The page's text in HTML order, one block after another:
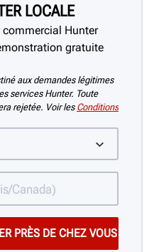
LOCALE
Hunter
gratuite
aux demandes légitimes
services Hunter. Toute
rejetée. Voir les Conditions